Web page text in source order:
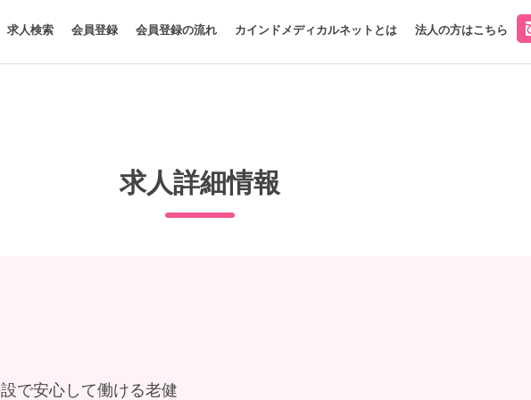
求人検索 会員登録 会員登録の流れ カインドメディカルネットとは 法人の方はこちら
求人詳細情報
で安心して働ける老健